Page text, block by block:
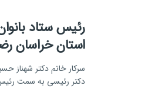
رئیس ستاد
استان خراسان
سرکار خانم دکتر شهناز
دکتر رئیسی به سمت